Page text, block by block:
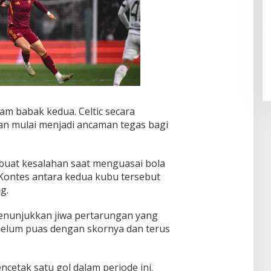
babak kedua. Celtic secara
mulai menjadi ancaman tegas bagi
kesalahan saat menguasai bola
antara kedua kubu tersebut
jiwa pertarungan yang
puas dengan skornya dan terus
satu gol dalam periode ini.
Pendaftaran Istana Dibuka,
Warga Berebut Kuota
Di Daerah, Nasional
09:13 WIB